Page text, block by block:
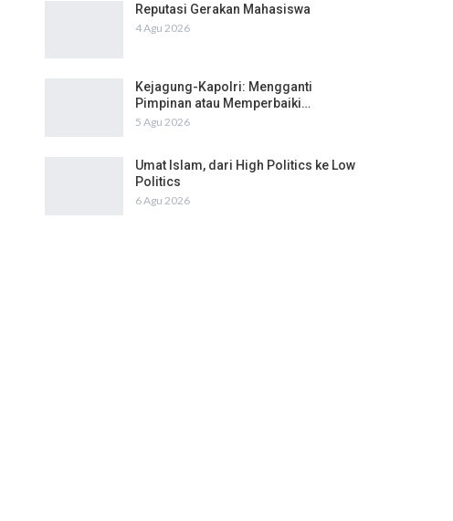
Reputasi Gerakan Mahasiswa
4 Agu 2026
Kejagung-Kapolri: Mengganti
Pimpinan atau Memperbaiki…
5 Agu 2026
Umat Islam, dari High Politics ke Low
Politics
6 Agu 2026